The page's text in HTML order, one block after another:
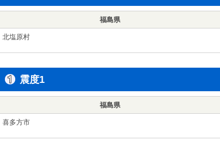
福島県
北塩原村
震度1
福島県
喜多方市